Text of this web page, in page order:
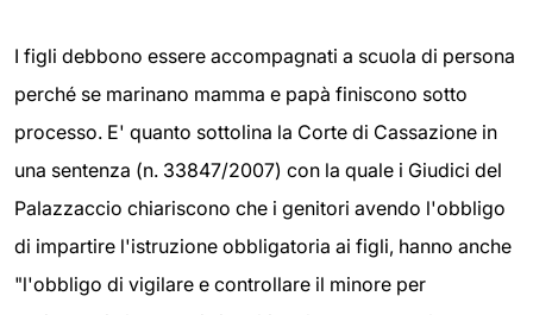
I figli debbono essere accompagnati a scuola di persona
perché se marinano mamma e papà finiscono sotto
processo. E' quanto sottolina la Corte di Cassazione in
una sentenza (n. 33847/2007) con la quale i Giudici del
Palazzaccio chiariscono che i genitori avendo l'obbligo
di impartire l'istruzione obbligatoria ai figli, hanno anche
"l'obbligo di vigilare e controllare il minore per